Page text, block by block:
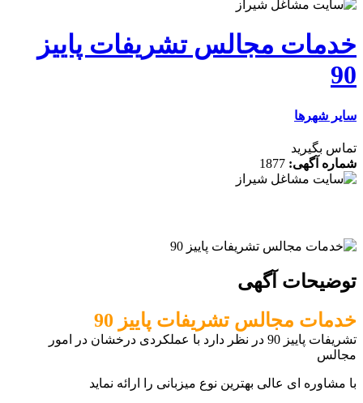
مجالس تشریفات پاییز
1877
آگهی
مجالس تشریفات پاییز 90
تشریفات پاییز 90 در نظر دارد با عملکردی درخشان در امور
ای عالی بهترین نوع میزبانی را ارائه نماید